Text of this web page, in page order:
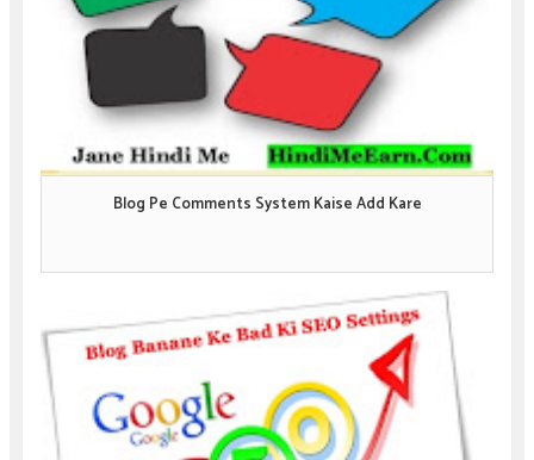
Blog Pe Comments System Kaise Add Kare